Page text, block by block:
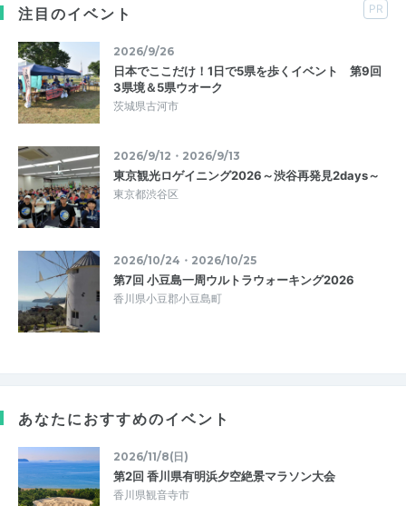
注目のイベント PR
2026/9/26
日本でここだけ！1日で5県を歩くイベント 第9回
3県境＆5県ウオーク
茨城県古河市
2026/9/12・2026/9/13
東京観光ロゲイニング2026～渋谷再発見2days～
東京都渋谷区
2026/10/24・2026/10/25
第7回 小豆島一周ウルトラウォーキング2026
香川県小豆郡小豆島町
あなたにおすすめのイベント
2026/11/8(日)
第2回 香川県有明浜夕空絶景マラソン大会
香川県観音寺市